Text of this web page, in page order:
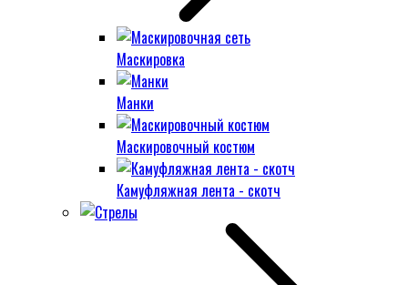
Маскировка
Манки
Маскировочный костюм
Камуфляжная лента - скотч